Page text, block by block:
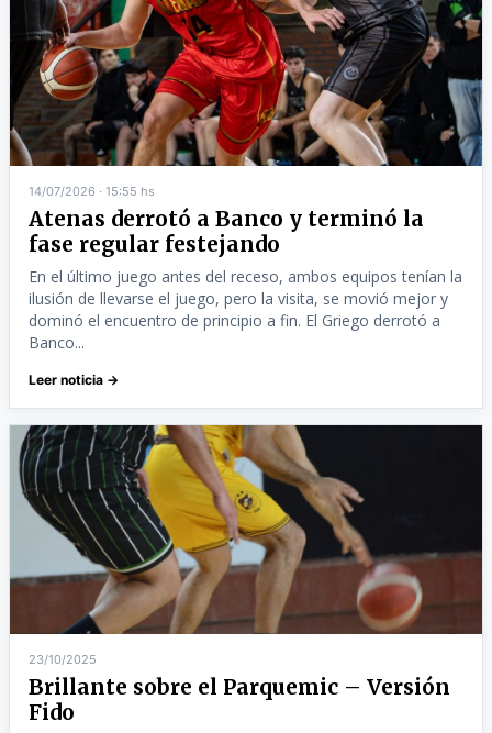
14/07/2026 · 15:55 hs
Atenas derrotó a Banco y terminó la
fase regular festejando
En el último juego antes del receso, ambos equipos tenían la
ilusión de llevarse el juego, pero la visita, se movió mejor y
dominó el encuentro de principio a fin. El Griego derrotó a
Banco...
Leer noticia →
23/10/2025
Brillante sobre el Parquemic – Versión
Fido